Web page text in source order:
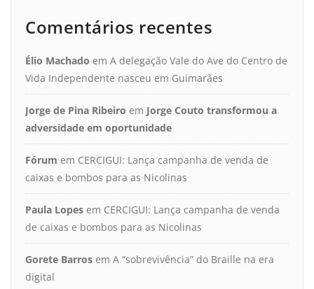
Comentários recentes
Élio Machado em A delegação Vale do Ave do Centro de
Vida Independente nasceu em Guimarães
Jorge de Pina Ribeiro em Jorge Couto transformou a
adversidade em oportunidade
Fórum em CERCIGUI: Lança campanha de venda de
caixas e bombos para as Nicolinas
Paula Lopes em CERCIGUI: Lança campanha de venda
de caixas e bombos para as Nicolinas
Gorete Barros em A “sobrevivência” do Braille na era
digital